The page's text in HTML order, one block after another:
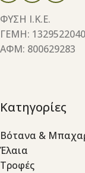
ΦΥΣΗ Ι.Κ.Ε.
ΓΕΜΗ:
ΑΦΜ: 800629283
Κατηγορίες
Βότανα &
Έλαια
Τροφές